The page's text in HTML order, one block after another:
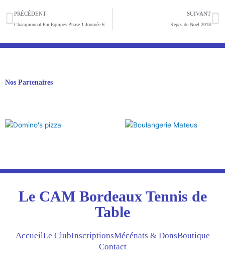
Précédent
PRÉCÉDENT
Championnat Par Equipes Phase 1 Journée 6
SUIVANT
Repas de Noël 2018
Nos Partenaires
Le CAM Bordeaux Tennis de
Table
AccueilLe ClubInscriptionsMécénats & DonsBoutique
Contact